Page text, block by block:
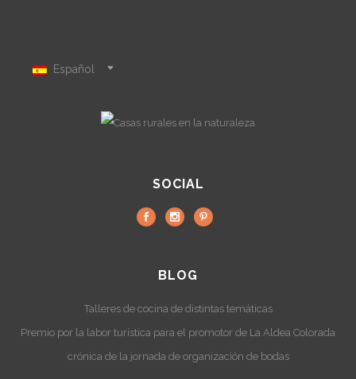
Español
SOCIAL
BLOG
Talleres de cocina de distintas temáticas
Premio por la labor turística para el promotor de La Aldea Colorada
crónica de la jornada de organización de bodas